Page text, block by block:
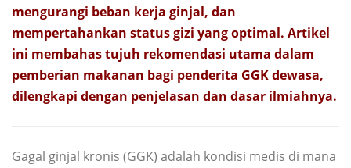
mengurangi beban kerja ginjal, dan
mempertahankan status gizi yang optimal. Artikel
ini membahas tujuh rekomendasi utama dalam
pemberian makanan bagi penderita GGK dewasa,
dilengkapi dengan penjelasan dan dasar ilmiahnya.
Gagal ginjal kronis (GGK) adalah kondisi medis di mana